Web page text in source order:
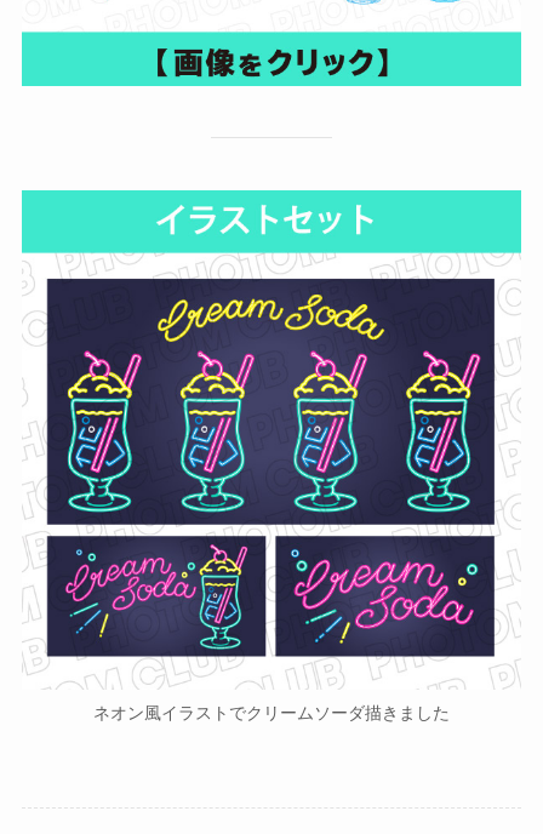
ネオン風イラストでクリームソーダ描きました